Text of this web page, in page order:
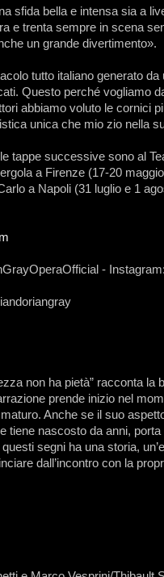
sfida bella e intensa sia a
e trenta sempre in scena
un grande divertimento».
tutto italiano generato
Questo perché vogliamo
abbiamo voluto le cornici
unica che mio zio nella
tappe successive sono al
a Firenze (17-20
a Napoli (31 luglio e 1
-
non ha pietà” racconta la
prende inizio nel
Anche se il suo
tiene nascosto da anni,
segni ha una storia,
dall’incontro con la